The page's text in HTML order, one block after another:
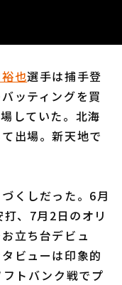
也選手は捕手登
ッティングを買
していた。北海
出場。新天地で
くしだった。6月
、7月2日のオリ
立ち台デビュ
ビューは印象的
トバンク戦でプ